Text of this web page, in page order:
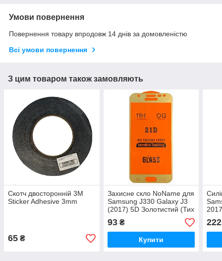
Умови повернення
Повернення товару впродовж 14 днів за домовленістю
Всі умови повернення
З цим товаром також замовляють
Скотч двосторонній 3M
Sticker Adhesive 3mm
65 ₴
Захисне скло NoName для
Samsung J330 Galaxy J3
(2017) 5D Золотистий (Тих
пак)
93₴
Купити
222